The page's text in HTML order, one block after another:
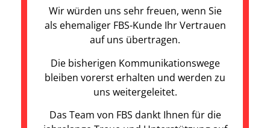
Wir würden uns sehr freuen, wenn Sie
als ehemaliger FBS-Kunde Ihr Vertrauen
auf uns übertragen.
Die bisherigen Kommunikationswege
bleiben vorerst erhalten und werden zu
uns weitergeleitet.
Das Team von FBS dankt Ihnen für die